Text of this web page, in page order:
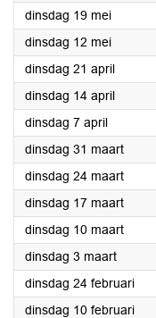
dinsdag 19 mei2026
dinsdag 12 mei2026
dinsdag 21 april2026
dinsdag 14 april2026
dinsdag 7 april2026
dinsdag 31 maart2026
dinsdag 24 maart2026
dinsdag 17 maart2026
dinsdag 10 maart2026
dinsdag 3 maart2026
dinsdag 24 februari2026
dinsdag 10 februari2026